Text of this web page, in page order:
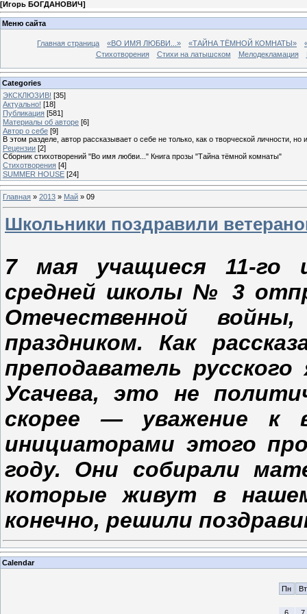
[Игорь БОГДАНОВИЧ]
Меню сайта
Главная страница «ВО ИМЯ ЛЮБВИ...» «ТАЙНА ТЁМНОЙ КОМНАТЫ»
Стихотворения
Стихи на латышском Мелодекламация
Categories
ЭКСКЛЮЗИВ! [35]
Актуально! [18]
Публикация [581]
Материалы об авторе [6]
Автор о себе [9]
В этом разделе, автор рассказывает о себе не только, как о творческой личности,
Рецензии [2]
Сборник стихотворений "Во имя любви..." Книга прозы "Тайна тёмной комнаты"
Стихотворения [4]
SUMMER HOUSE [24]
Главная » 2013 » Май » 09
Школьники поздравили
7 мая учащиеся 11-го
средней школы № 3
Отечественной
праздником. Как
преподаватель
Усачева, это не
скорее — уважение к
инициаторами этого
году. Они собирали
которые живут в
конечно, решили
Calendar
Пн Вт